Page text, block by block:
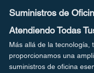
Suministros de
Atendiendo Todas
Más allá de la tecnología,
proporcionamos una
suministros de oficina